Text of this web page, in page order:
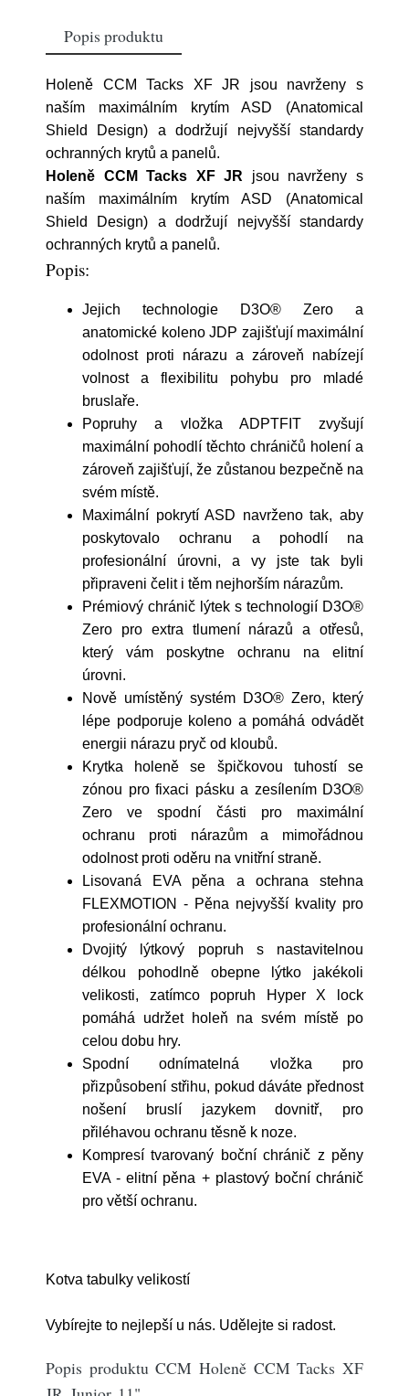
Popis produktu
Holeně CCM Tacks XF JR jsou navrženy s
naším maximálním krytím ASD (Anatomical
Shield Design) a dodržují nejvyšší standardy
ochranných krytů a panelů.
Holeně CCM Tacks XF JR jsou navrženy s
naším maximálním krytím ASD (Anatomical
Shield Design) a dodržují nejvyšší standardy
ochranných krytů a panelů.
Popis:
Jejich technologie D3O® Zero a
anatomické koleno JDP zajišťují maximální
odolnost proti nárazu a zároveň nabízejí
volnost a flexibilitu pohybu pro mladé
bruslaře.
Popruhy a vložka ADPTFIT zvyšují
maximální pohodlí těchto chráničů holení a
zároveň zajišťují, že zůstanou bezpečně na
svém místě.
Maximální pokrytí ASD navrženo tak, aby
poskytovalo ochranu a pohodlí na
profesionální úrovni, a vy jste tak byli
připraveni čelit i těm nejhorším nárazům.
Prémiový chránič lýtek s technologií D3O®
Zero pro extra tlumení nárazů a otřesů,
který vám poskytne ochranu na elitní
úrovni.
Nově umístěný systém D3O® Zero, který
lépe podporuje koleno a pomáhá odvádět
energii nárazu pryč od kloubů.
Krytka holeně se špičkovou tuhostí se
zónou pro fixaci pásku a zesílením D3O®
Zero ve spodní části pro maximální
ochranu proti nárazům a mimořádnou
odolnost proti oděru na vnitřní straně.
Lisovaná EVA pěna a ochrana stehna
FLEXMOTION - Pěna nejvyšší kvality pro
profesionální ochranu.
Dvojitý lýtkový popruh s nastavitelnou
délkou pohodlně obepne lýtko jakékoli
velikosti, zatímco popruh Hyper X lock
pomáhá udržet holeň na svém místě po
celou dobu hry.
Spodní odnímatelná vložka pro
přizpůsobení střihu, pokud dáváte přednost
nošení bruslí jazykem dovnitř, pro
přiléhavou ochranu těsně k noze.
Kompresí tvarovaný boční chránič z pěny
EVA - elitní pěna + plastový boční chránič
pro větší ochranu.
Kotva tabulky velikostí
Vybírejte to nejlepší u nás. Udělejte si radost.
Popis produktu CCM Holeně CCM Tacks XF